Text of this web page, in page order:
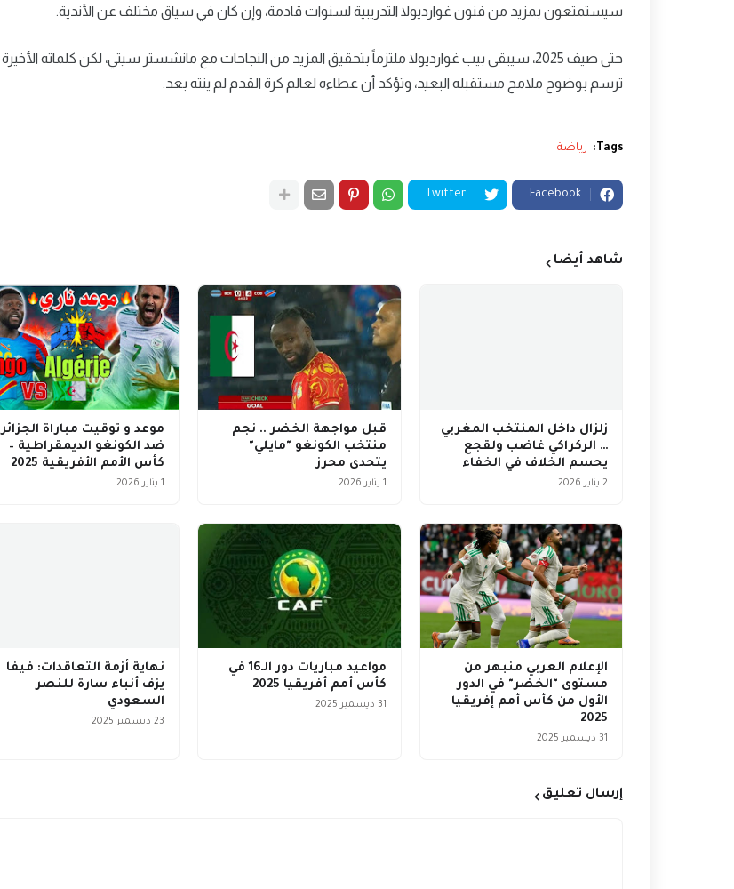
سيستمتعون بمزيد من فنون غوارديولا التدريبية لسنوات قادمة، وإن كان في سياق مختلف عن الأندية.
حتى صيف 2025، سيبقى بيب غوارديولا ملتزماً بتحقيق المزيد من النجاحات مع مانشستر سيتي، لكن كلماته الأخيرة
ترسم بوضوح ملامح مستقبله البعيد، وتؤكد أن عطاءه لعالم كرة القدم لم ينته بعد.
Tags: رياضة
Facebook
Twitter
شاهد أيضا
زلزال داخل المنتخب المغربي
… الركراكي غاضب ولقجع
يحسم الخلاف في الخفاء
2 يناير 2026
قبل مواجهة الخضر .. نجم
منتخب الكونغو "مايلي"
يتحدى محرز
1 يناير 2026
موعد و توقيت مباراة الجزائر
ضد الكونغو الديمقراطية –
كأس الأمم الأفريقية 2025
1 يناير 2026
الإعلام العربي منبهر من
مستوى "الخضر" في الدور
الأول من كأس أمم إفريقيا
2025
31 ديسمبر 2025
مواعيد مباريات دور الـ16 في
كأس أمم أفريقيا 2025
31 ديسمبر 2025
نهاية أزمة التعاقدات: فيفا
يزف أنباء سارة للنصر
السعودي
23 ديسمبر 2025
إرسال تعليق